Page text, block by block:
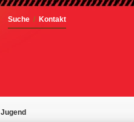
Suche / Kontakt
Jugend